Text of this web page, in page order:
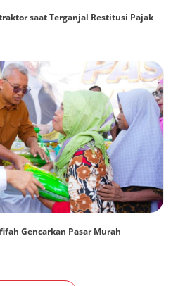
saat Terganjal Restitusi Pajak
Gencarkan Pasar Murah